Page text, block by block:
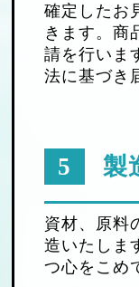
確定したお
きます。商
請を行いま
法に基づき
5 製
資材、原料
造いたしま
つ心をこめ